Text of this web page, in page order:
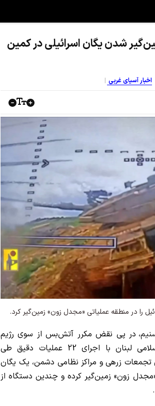
24 ساعت/زمین‌گیر شدن یگان اسرائیلی در کمین
اخبار آسیای غربی
را در منطقه عملیاتی «مجدل زون» زمین‌گیر کرد.
، در پی نقض مکرر آتش‌بس از سوی رژیم
صهیونیستی، رزمندگان مقاومت اسلامی لبنان با اجرای 22 عملیات دقیق طی
تجمعات زرهی و مراکز نظامی دشمن، یک یگان
زون» زمین‌گیر کرده و چندین دستگاه از